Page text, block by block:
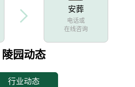
安葬
电话或
在线咨询
陵园动态
行业动态